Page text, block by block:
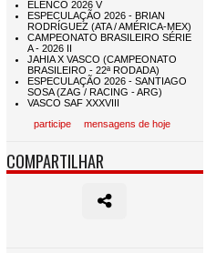
participe mensagens de hoje
COMPARTILHAR